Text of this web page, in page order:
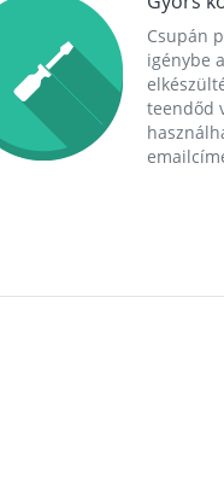
Csupán
igénybe
teendőd